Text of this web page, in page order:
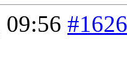
09:56 #1626